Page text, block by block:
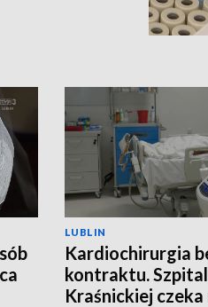
LUBLIN
Kardiochirurgia
kontraktu.
Kraśnickiej czeka